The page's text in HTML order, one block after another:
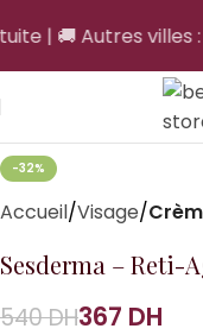
-32%
Accueil Visage
Sesderma – Reti-
540DH367 DH
| 🚚 Autres villes :